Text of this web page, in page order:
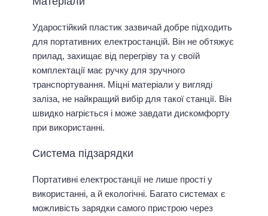
Ударостійкий пластик зазвичай добре підходить
для портативних електростанцій. Він не обтяжує
прилад, захищає від перегріву та у своїй
комплектації має ручку для зручного
транспортування. Міцні матеріали у вигляді
заліза, не найкращий вибір для такої станції. Він
швидко нагріється і може завдати дискомфорту
при використанні.
Система підзарядки
Портативні електростанції не лише прості у
використанні, а й екологічні. Багато системах є
можливість зарядки самого пристрою через